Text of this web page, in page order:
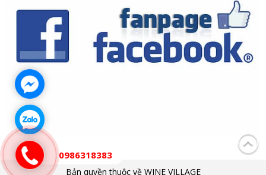
Bản quyền thuộc về WINE VILLAGE
0986318383